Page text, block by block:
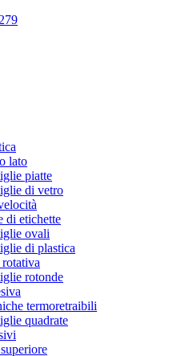
lato
piatte
di vetro
di etichette
ovali
di plastica
rotonde
termoretraibili
quadrate